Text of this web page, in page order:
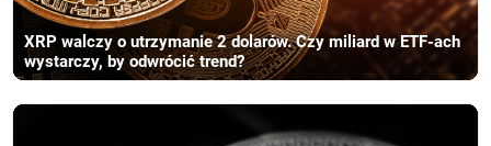
XRP walczy o utrzymanie 2 dolarów. Czy miliard w ETF-ach
wystarczy, by odwrócić trend?